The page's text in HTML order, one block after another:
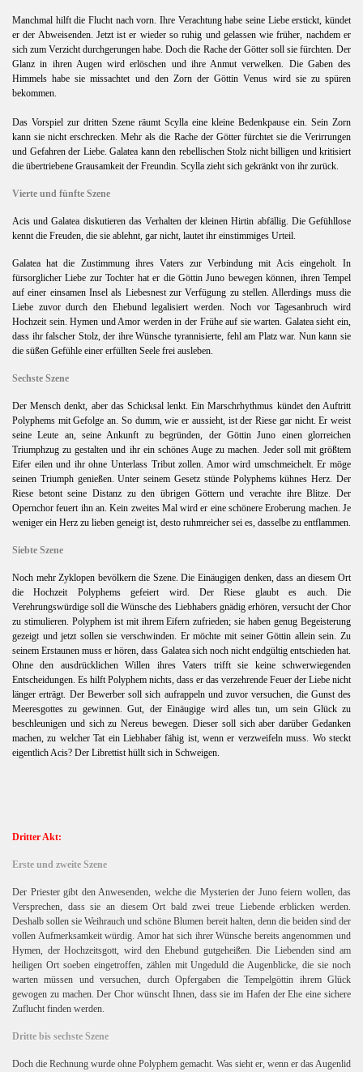
Manchmal hilft die Flucht nach vorn. Ihre Verachtung habe seine Liebe erstickt, kündet
er der Abweisenden. Jetzt ist er wieder so ruhig und gelassen wie früher, nachdem er
sich zum Verzicht durchgerungen habe. Doch die Rache der Götter soll sie fürchten. Der
Glanz in ihren Augen wird erlöschen und ihre Anmut verwelken. Die Gaben des
Himmels habe sie missachtet und den Zorn der Göttin Venus wird sie zu spüren
bekommen.
Das Vorspiel zur dritten Szene räumt Scylla eine kleine Bedenkpause ein. Sein Zorn
kann sie nicht erschrecken. Mehr als die Rache der Götter fürchtet sie die Verirrungen
und Gefahren der Liebe. Galatea kann den rebellischen Stolz nicht billigen und kritisiert
die übertriebene Grausamkeit der Freundin. Scylla zieht sich gekränkt von ihr zurück.
Vierte und fünfte Szene
Acis und Galatea diskutieren das Verhalten der kleinen Hirtin abfällig. Die Gefühllose
kennt die Freuden, die sie ablehnt, gar nicht, lautet ihr einstimmiges Urteil.
Galatea hat die Zustimmung ihres Vaters zur Verbindung mit Acis eingeholt. In
fürsorglicher Liebe zur Tochter hat er die Göttin Juno bewegen können, ihren Tempel
auf einer einsamen Insel als Liebesnest zur Verfügung zu stellen. Allerdings muss die
Liebe zuvor durch den Ehebund legalisiert werden. Noch vor Tagesanbruch wird
Hochzeit sein. Hymen und Amor werden in der Frühe auf sie warten. Galatea sieht ein,
dass ihr falscher Stolz, der ihre Wünsche tyrannisierte, fehl am Platz war. Nun kann sie
die süßen Gefühle einer erfüllten Seele frei ausleben.
Sechste Szene
Der Mensch denkt, aber das Schicksal lenkt. Ein Marschrhythmus kündet den Auftritt
Polyphems mit Gefolge an. So dumm, wie er aussieht, ist der Riese gar nicht. Er weist
seine Leute an, seine Ankunft zu begründen, der Göttin Juno einen glorreichen
Triumphzug zu gestalten und ihr ein schönes Auge zu machen. Jeder soll mit größtem
Eifer eilen und ihr ohne Unterlass Tribut zollen. Amor wird umschmeichelt. Er möge
seinen Triumph genießen. Unter seinem Gesetz stünde Polyphems kühnes Herz. Der
Riese betont seine Distanz zu den übrigen Göttern und verachte ihre Blitze. Der
Opernchor feuert ihn an. Kein zweites Mal wird er eine schönere Eroberung machen. Je
weniger ein Herz zu lieben geneigt ist, desto ruhmreicher sei es, dasselbe zu entflammen.
Siebte Szene
Noch mehr Zyklopen bevölkern die Szene. Die Einäugigen denken, dass an diesem Ort
die Hochzeit Polyphems gefeiert wird. Der Riese glaubt es auch. Die
Verehrungswürdige soll die Wünsche des Liebhabers gnädig erhören, versucht der Chor
zu stimulieren. Polyphem ist mit ihrem Eifern zufrieden; sie haben genug Begeisterung
gezeigt und jetzt sollen sie verschwinden. Er möchte mit seiner Göttin allein sein. Zu
seinem Erstaunen muss er hören, dass Galatea sich noch nicht endgültig entschieden hat.
Ohne den ausdrücklichen Willen ihres Vaters trifft sie keine schwerwiegenden
Entscheidungen. Es hilft Polyphem nichts, dass er das verzehrende Feuer der Liebe nicht
länger erträgt. Der Bewerber soll sich aufrappeln und zuvor versuchen, die Gunst des
Meeresgottes zu gewinnen. Gut, der Einäugige wird alles tun, um sein Glück zu
beschleunigen und sich zu Nereus bewegen. Dieser soll sich aber darüber Gedanken
machen, zu welcher Tat ein Liebhaber fähig ist, wenn er verzweifeln muss. Wo steckt
eigentlich Acis? Der Librettist hüllt sich in Schweigen.
Dritter Akt:
Erste und zweite Szene
Der Priester gibt den Anwesenden, welche die Mysterien der Juno feiern wollen, das
Versprechen, dass sie an diesem Ort bald zwei treue Liebende erblicken werden.
Deshalb sollen sie Weihrauch und schöne Blumen bereit halten, denn die beiden sind der
vollen Aufmerksamkeit würdig. Amor hat sich ihrer Wünsche bereits angenommen und
Hymen, der Hochzeitsgott, wird den Ehebund gutgeheißen. Die Liebenden sind am
heiligen Ort soeben eingetroffen, zählen mit Ungeduld die Augenblicke, die sie noch
warten müssen und versuchen, durch Opfergaben die Tempelgöttin ihrem Glück
gewogen zu machen. Der Chor wünscht Ihnen, dass sie im Hafen der Ehe eine sichere
Zuflucht finden werden.
Dritte bis sechste Szene
Doch die Rechnung wurde ohne Polyphem gemacht. Was sieht er, wenn er das Augenlid